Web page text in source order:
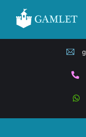
content